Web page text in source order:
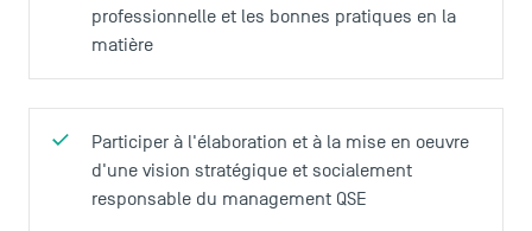
professionnelle et les bonnes pratiques en la
matière
Participer à l'élaboration et à la mise en oeuvre
d'une vision stratégique et socialement
responsable du management QSE